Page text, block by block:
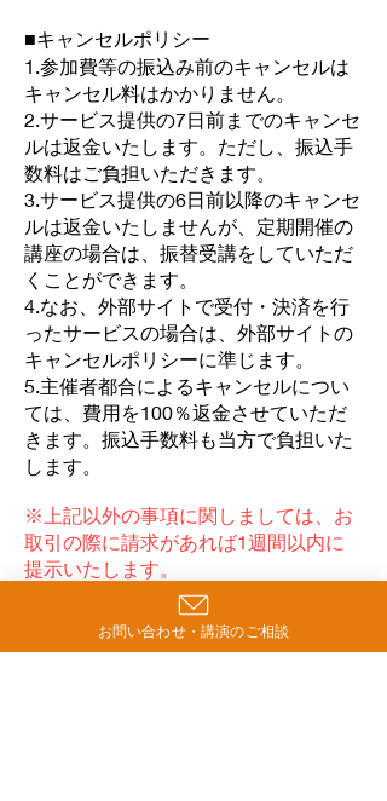
■キャンセルポリシー
1.参加費等の振込み前のキャンセルは
キャンセル料はかかりません。
2.サービス提供の7日前までのキャンセ
ルは返金いたします。ただし、振込手
数料はご負担いただきます。
3.サービス提供の6日前以降のキャンセ
ルは返金いたしませんが、定期開催の
講座の場合は、振替受講をしていただ
くことができます。
4.なお、外部サイトで受付・決済を行
ったサービスの場合は、外部サイトの
キャンセルポリシーに準じます。
5.主催者都合によるキャンセルについ
ては、費用を100％返金させていただ
きます。振込手数料も当方で負担いた
します。
※上記以外の事項に関しましては、お
取引の際に請求があれば1週間以内に
提示いたします。
お問い合わせ・講演のご相談